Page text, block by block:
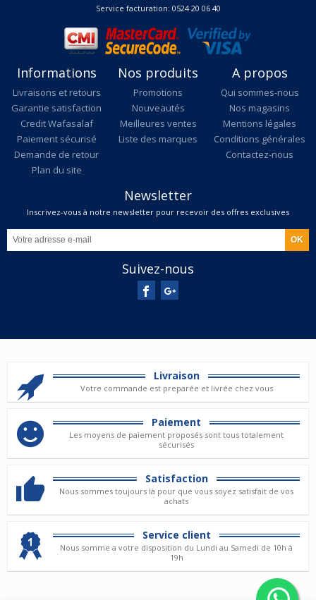
Service facturation: 0524 20 06 40
Informations
Livraisons et retours
Garantie satisfaction
Credit Wafasalaf
Paiement sécurisé
Demande de retour
Plan du site
Nos produits
Promotions
Nouveautés
Meilleures ventes
Liste des marques
A propos
Qui sommes-nous
Nos magasins
Mentions légales
Conditions générales
Contactez-nous
Newsletter
Inscrivez-vous à notre newsletter pour recevoir des offres exclusives
Suivez-nous
Livraison
Votre commande est preparée et livrée chez vous
Paiement
Les moyens de paiement proposés sont tous totalement
sécurisés
Satisfaction
Nous sommes toujours là pour que vous soyez satisfait de vos
achats
Service client
Nous somme a votre disposition du Lundi au Samedi de 10h à
19h